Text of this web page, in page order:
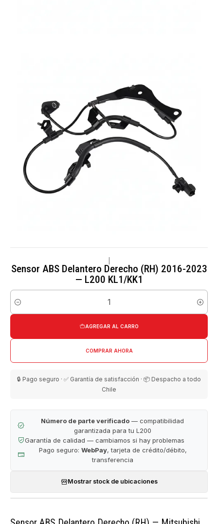
Sensor ABS Delantero Derecho (RH) 2016-2023
— L200 KL1/KK1
Cantidad
AGREGAR AL CARRO
COMPRAR AHORA
🔒 Pago seguro · ✅ Garantía de satisfacción · 📦 Despacho a todo
Chile
Número de parte verificado — compatibilidad
garantizada para tu L200
Garantía de calidad — cambiamos si hay problemas
Pago seguro: WebPay, tarjeta de crédito/débito,
transferencia
Mostrar stock de ubicaciones